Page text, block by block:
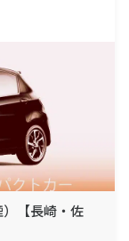
【長崎・佐